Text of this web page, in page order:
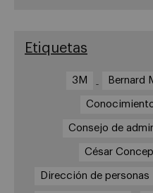
Etiquetas
3M Bernard
Consejo de
César
Dirección de personas